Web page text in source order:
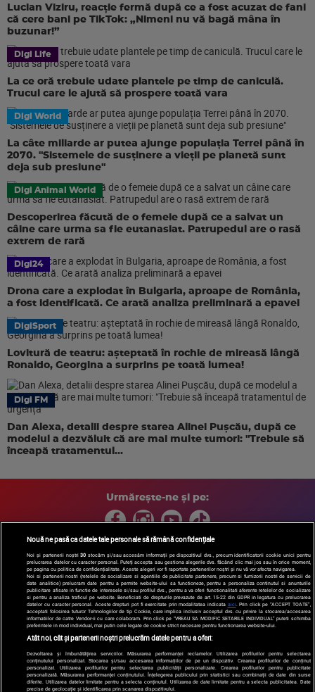
Lucian Viziru, reacție fermă după ce a fost acuzat de fani
că cere bani pe TikTok: „Nimeni nu vă bagă mâna în
buzunar!”
Digi Life
La ce oră trebuie udate plantele pe timp de caniculă.
Trucul care le ajută să prospere toată vara
Digi World
La câte miliarde ar putea ajunge populația Terrei până în
2070. "Sistemele de susținere a vieții pe planetă sunt
deja sub presiune"
Digi Animal World
Descoperirea făcută de o femeie după ce a salvat un
câine care urma sa fie eutanasiat. Patrupedul are o rasă
extrem de rară
Digi24
Drona care a explodat în Bulgaria, aproape de România,
a fost identificată. Ce arată analiza preliminară a epavei
DigiSport
Lovitură de teatru: așteptată în rochie de mireasă lângă
Ronaldo, Georgina a surprins pe toată lumea!
Digi FM
Dan Alexa, detalii despre starea Alinei Pușcău, după ce
modelul a dezvăluit că are mai multe tumori: "Trebuie să
înceapă tratamentul...
Urmărește-ne și pe:
Copyright © 2026 / DIGI ROMANIA S.A.
Arhiva
Comunicate de presă Politica de confidentialitate
Termeni
si conditii
Gestionați preferințele| Contact/Info Codul etic
Nouă ne pasă ca datele tale personale să rămână confidențiale
Noi și partenerii noștri30 stocăm și/sau accesăm informații pe dispozitivul dvs., precum identificatorii cookie unici pentru
prelucrarea datelor cu caracter personal. Puteți accepta sau gestiona alegerile dvs. făcând clic mai jos sau în orice moment,
pe pagina cu politica de confidențialitate. Aceste alegeri vor fi raportate partenerilor noștri și nu vă vor afecta navigarea.
Noi si partenerii nostri (retelele de socializare si agentiile de publicitate partenere, precum si furnizorii nostri de servicii de
date analitice) prelucram date pentru a permite website-ului sa functioneze, pentru a personaliza continutul si anunturile
publicitare afisate in functie de interesele si/sau profilul dvs., pentru a va oferi functionalitati aferente retelelor de socializare
si pentru a analiza traficul pe website. Beneficiati de drepturile prevazute de art. 15-22 din GDPR in legatura cu prelucrarea
datelor cu caracter personal. Aceste drepturi pot fi exercitate prin modalitatea indicata aici. Prin click pe “ACCEPT TOATE”,
acceptati folosirea tuturor Tehnologiilor de tip Cookie, care implica inclusiv acceptul dvs. cu privire la stocarea/accesarea
informatiilor de catre Vendor-ii cu care colaboram. Prin click pe “VREAU SA MODIFIC SETARILE INDIVIDUAL” puteti schimba
preferintele in mod individual, mai putin cele legate de cookie strict necesare pentru functionarea website-ului.
Atât noi, cât și partenerii noștri prelucrăm datele pentru a oferi:
Dezvoltarea și îmbunătățirea serviciilor. Măsurarea performanței reclamelor. Utilizarea profilurilor pentru selectarea
conținutului personalizat. Stocarea și/sau accesarea informațiilor de pe un dispozitiv. Crearea profilurilor de conținut
personalizat. Utilizarea profilurilor pentru selectarea publicității personalizate. Crearea profilurilor pentru publicitate
personalizată. Măsurarea performanței conținutului. Înțelegerea publicului prin statistici sau combinații de date din surse
diferite. Utilizarea datelor limitate pentru a selecta conținutul. Utilizarea de date limitate pentru a selecta publicitatea. Date
precise de geolocație și identificarea prin scanarea dispozitivului.